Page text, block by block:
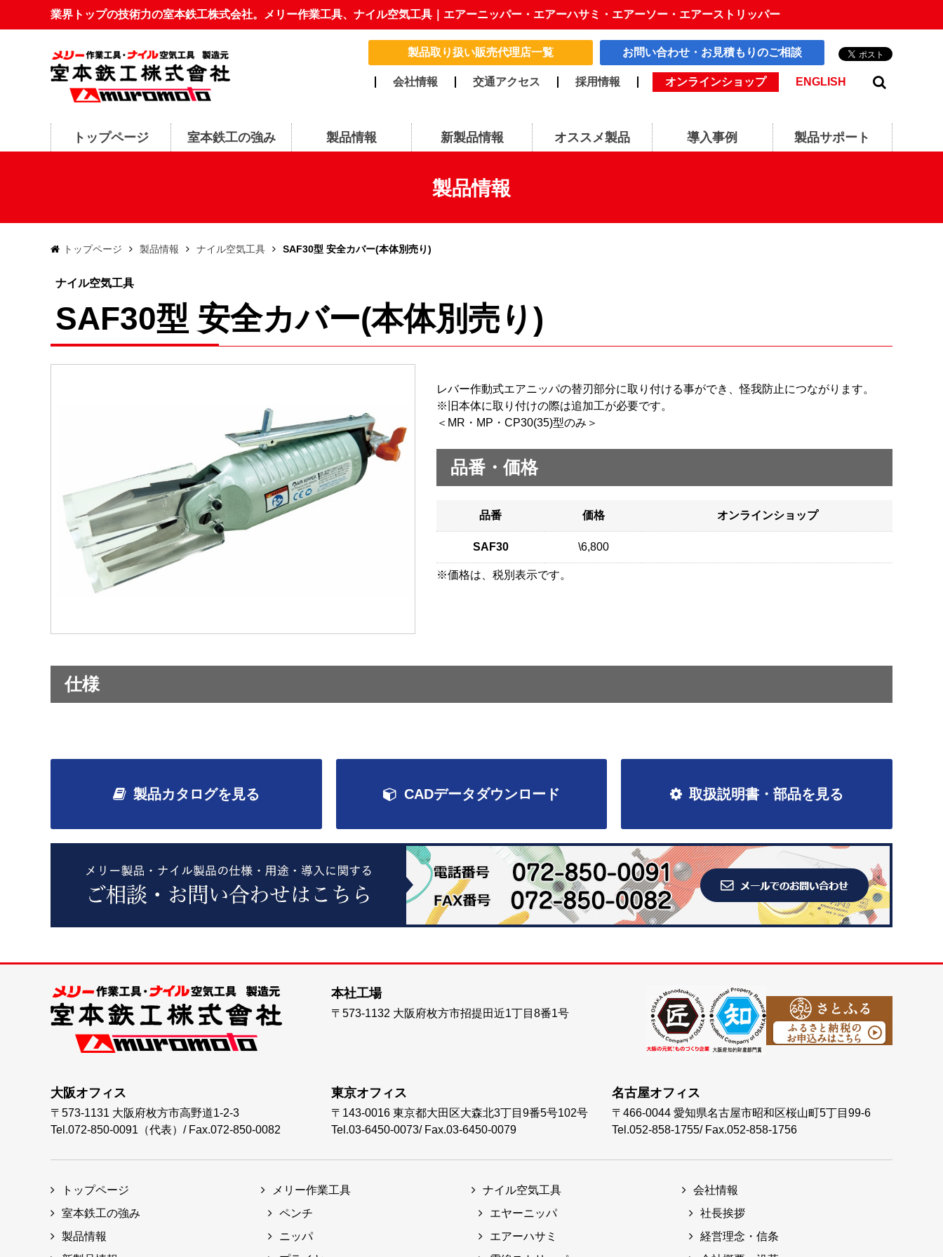
業界トップの技術力の室本鉄工株式会社。メリー作業工具、ナイル空気工具｜エアーニッパー・エアーハサミ・エアーソー・エアーストリッパー
製品取り扱い販売代理店一覧 お問い合わせ・お見積もりのご相談
会社情報 交通アクセス 採用情報 オンラインショップ ENGLISH
トップページ 室本鉄工の強み 製品情報 新製品情報 オススメ製品 導入事例 製品サポート
製品情報
トップページ 製品情報 ナイル空気工具 SAF30型 安全カバー(本体別売り)
ナイル空気工具
SAF30型 安全カバー(本体別売り)
レバー作動式エアニッパの替刃部分に取り付ける事ができ、怪我防止につながります。
※旧本体に取り付けの際は追加工が必要です。
＜MR・MP・CP30(35)型のみ＞
品番・価格
品番 価格 オンラインショップ
SAF30 \6,800
※価格は、税別表示です。
仕様
製品カタログを見る CADデータダウンロード 取扱説明書・部品を見る
本社工場
〒573-1132 大阪府枚方市招提田近1丁目8番1号
大阪オフィス
〒573-1131 大阪府枚方市高野道1-2-3
Tel.072-850-0091（代表） / Fax.072-850-0082
東京オフィス
〒143-0016 東京都大田区大森北3丁目9番5号102号
Tel.03-6450-0073/ Fax.03-6450-0079
名古屋オフィス
〒466-0044 愛知県名古屋市昭和区桜山町5丁目99-6
Tel.052-858-1755/ Fax.052-858-1756
トップページ
室本鉄工の強み
製品情報
メリー作業工具
ペンチ
ニッパ
ナイル空気工具
エヤーニッパ
エアーハサミ
会社情報
社長挨拶
経営理念・信条